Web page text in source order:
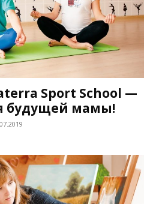
Sport School —
будущей мамы!